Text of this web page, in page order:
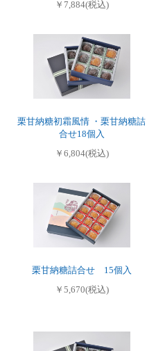
￥7,884(税込)
栗甘納糖初霜風情 ・栗甘納糖詰
合せ18個入
￥6,804(税込)
栗甘納糖詰合せ 15個入
￥5,670(税込)